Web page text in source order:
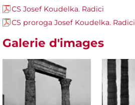
CS Josef Koudelka. Radici
CS proroga Josef Koudelka. Radici
Galerie d'images